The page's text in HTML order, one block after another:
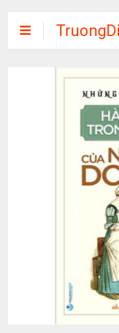
Chia sẽ
phần
tập